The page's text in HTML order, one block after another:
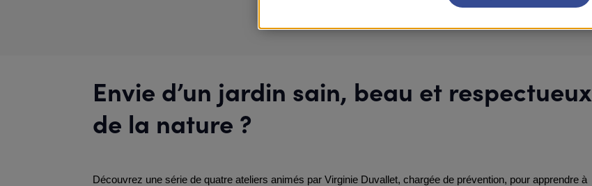
Envie d’un jardin sain, beau et respectueux
de la nature ?
Découvrez une série de quatre ateliers animés par Virginie Duvallet, chargée de prévention, pour apprendre à